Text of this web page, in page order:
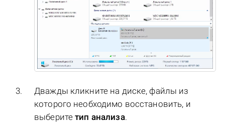
Дважды кликните на диске, файлы из
которого необходимо восстановить, и
выберитетип анализа.